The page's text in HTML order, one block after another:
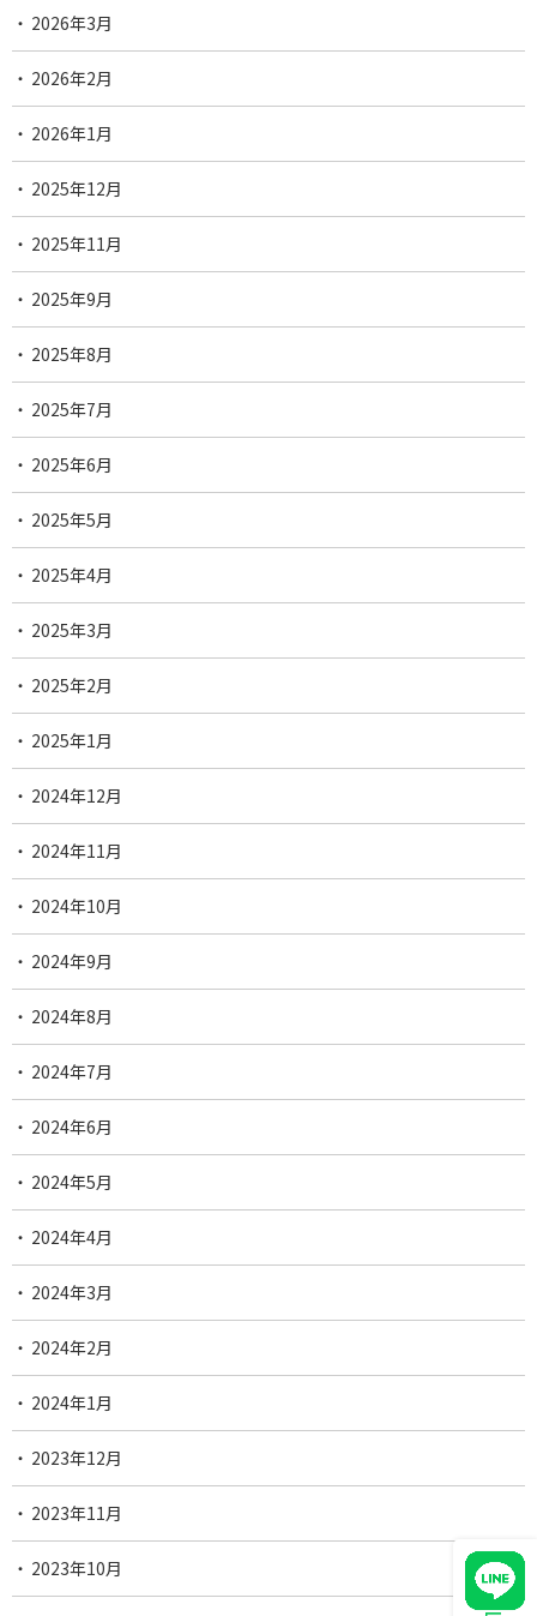
2026年3月
2026年2月
2026年1月
2025年12月
2025年11月
2025年9月
2025年8月
2025年7月
2025年6月
2025年5月
2025年4月
2025年3月
2025年2月
2025年1月
2024年12月
2024年11月
2024年10月
2024年9月
2024年8月
2024年7月
2024年6月
2024年5月
2024年4月
2024年3月
2024年2月
2024年1月
2023年12月
2023年11月
2023年10月